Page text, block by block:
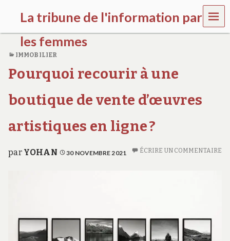
La tribune de l'information par
les femmes
a
t
i
n
w
w
a
MEN
U
IMMOBILIER
Pourquoi recourir à une
boutique de vente d’œuvres
artistiques en ligne ?
par YOHAN 30 NOVEMBRE 2021 ÉCRIRE UN COMMENTAIRE